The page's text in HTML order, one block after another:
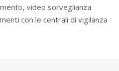
video sorveglianza
con le centrali di vigilanza